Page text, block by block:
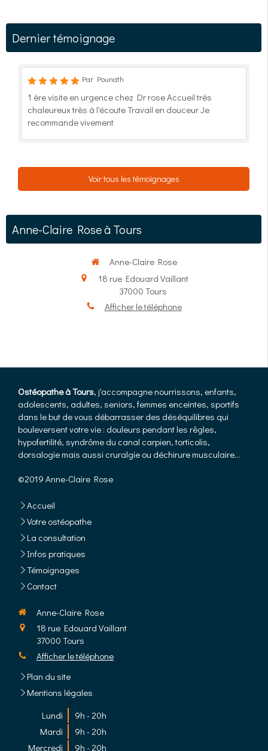
Dernier témoignage
Par Pounath
1 ère visite en urgence chez Dr rose Accueil très
chaleureux très à l'écoute Travail en douceur Je
recommande vivement
Voir tous les témoignages
Anne-Claire Rose à Tours
Anne-Claire Rose
18 rue Edouard Vaillant
37000 Tours
Afficher le téléphone
Ostéopathe à Tours, j'accompagne nourrissons, enfants,
adolescents, adultes, seniors, femmes enceintes, sportifs
dans le but de vous débarrasser des déséquilibres qui
bouleversent votre vie : douleurs pendant les rêgles,
hypofertilité, syndrôme du canal carpien, torticolis,
dorsalogie mais aussi cruralgie ou déchirure musculaire...
©2019 Anne-Claire Rose
Accueil
Votre ostéopathe
La consultation
Infos pratiques
Témoignages
Contact
Anne-Claire Rose
18 rue Edouard Vaillant
37000 Tours
Afficher le téléphone
Plan du site
Mentions légales
Lundi
9h - 20h
Mardi
9h - 20h
Mercredi
9h - 20h